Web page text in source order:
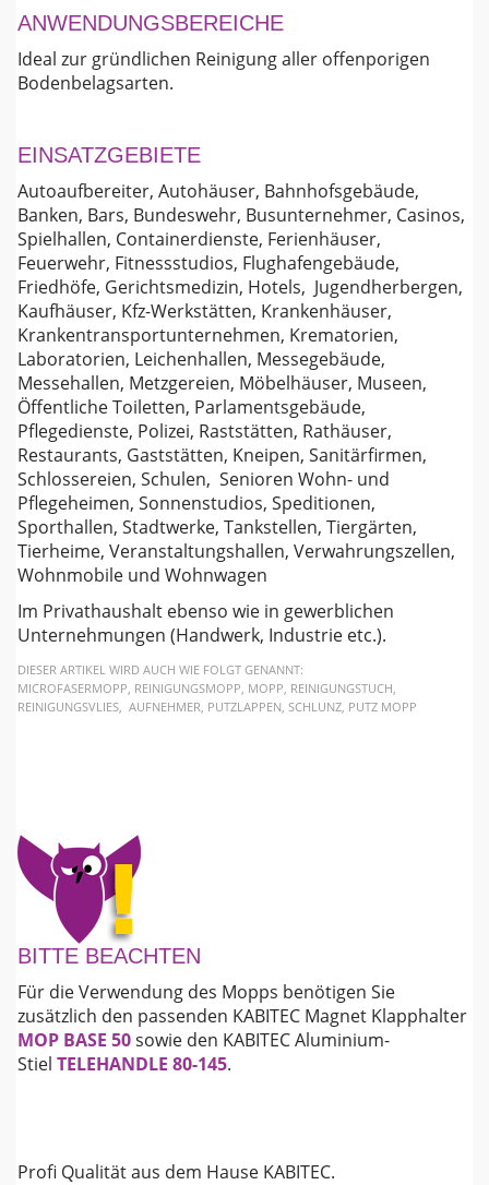
ANWENDUNGSBEREICHE
Ideal zur gründlichen Reinigung aller offenporigen
Bodenbelagsarten.
EINSATZGEBIETE
Autoaufbereiter, Autohäuser, Bahnhofsgebäude,
Banken, Bars, Bundeswehr, Busunternehmer, Casinos,
Spielhallen, Containerdienste, Ferienhäuser,
Feuerwehr, Fitnessstudios, Flughafengebäude,
Friedhöfe, Gerichtsmedizin, Hotels, Jugendherbergen,
Kaufhäuser, Kfz-Werkstätten, Krankenhäuser,
Krankentransportunternehmen, Krematorien,
Laboratorien, Leichenhallen, Messegebäude,
Messehallen, Metzgereien, Möbelhäuser, Museen,
Öffentliche Toiletten, Parlamentsgebäude,
Pflegedienste, Polizei, Raststätten, Rathäuser,
Restaurants, Gaststätten, Kneipen, Sanitärfirmen,
Schlossereien, Schulen, Senioren Wohn- und
Pflegeheimen, Sonnenstudios, Speditionen,
Sporthallen, Stadtwerke, Tankstellen, Tiergärten,
Tierheime, Veranstaltungshallen, Verwahrungszellen,
Wohnmobile und Wohnwagen
Im Privathaushalt ebenso wie in gewerblichen
Unternehmungen (Handwerk, Industrie etc.).
DIESER ARTIKEL WIRD AUCH WIE FOLGT GENANNT:
MICROFASERMOPP, REINIGUNGSMOPP, MOPP, REINIGUNGSTUCH,
REINIGUNGSVLIES, AUFNEHMER, PUTZLAPPEN, SCHLUNZ, PUTZ MOPP
BITTE BEACHTEN
Für die Verwendung des Mopps benötigen Sie
zusätzlich den passenden KABITEC Magnet Klapphalter
MOP BASE 50sowie den KABITEC Aluminium-
Stiel TELEHANDLE 80-145.
Profi Qualität aus dem Hause KABITEC.